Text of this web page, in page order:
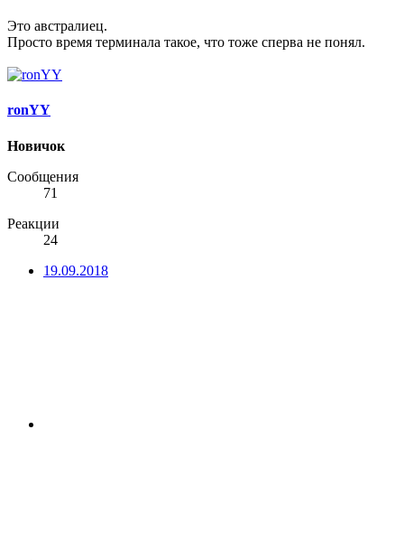
Это австралиец.
Просто время терминала такое, что тоже сперва не понял.
ronYY
Новичок
Сообщения
71
Реакции
24
19.09.2018